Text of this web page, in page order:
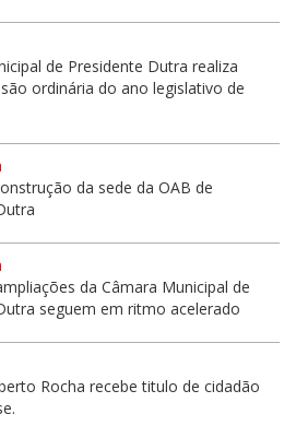
de Presidente Dutra realiza
ordinária do ano legislativo de
da sede da OAB de
da Câmara Municipal de
seguem em ritmo acelerado
Rocha recebe titulo de cidadão